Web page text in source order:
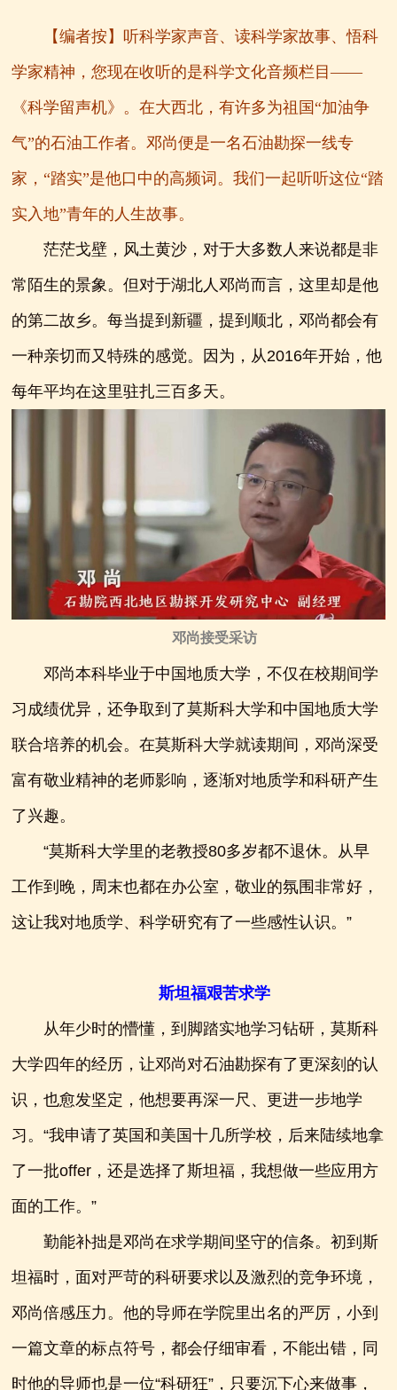
【编者按】听科学家声音、读科学家故事、悟科
学家精神，您现在收听的是科学文化音频栏目——
《科学留声机》。在大西北，有许多为祖国“加油争
气”的石油工作者。邓尚便是一名石油勘探一线专
家，“踏实”是他口中的高频词。我们一起听听这位“踏
实入地”青年的人生故事。
茫茫戈壁，风土黄沙，对于大多数人来说都是非
常陌生的景象。但对于湖北人邓尚而言，这里却是他
的第二故乡。每当提到新疆，提到顺北，邓尚都会有
一种亲切而又特殊的感觉。因为，从2016年开始，他
每年平均在这里驻扎三百多天。
邓尚接受采访
邓尚本科毕业于中国地质大学，不仅在校期间学
习成绩优异，还争取到了莫斯科大学和中国地质大学
联合培养的机会。在莫斯科大学就读期间，邓尚深受
富有敬业精神的老师影响，逐渐对地质学和科研产生
了兴趣。
“莫斯科大学里的老教授80多岁都不退休。从早
工作到晚，周末也都在办公室，敬业的氛围非常好，
这让我对地质学、科学研究有了一些感性认识。”
斯坦福艰苦求学
从年少时的懵懂，到脚踏实地学习钻研，莫斯科
大学四年的经历，让邓尚对石油勘探有了更深刻的认
识，也愈发坚定，他想要再深一尺、更进一步地学
习。“我申请了英国和美国十几所学校，后来陆续地拿
了一批offer，还是选择了斯坦福，我想做一些应用方
面的工作。”
勤能补拙是邓尚在求学期间坚守的信条。初到斯
坦福时，面对严苛的科研要求以及激烈的竞争环境，
邓尚倍感压力。他的导师在学院里出名的严厉，小到
一篇文章的标点符号，都会仔细审看，不能出错，同
时他的导师也是一位“科研狂”，只要沉下心来做事，